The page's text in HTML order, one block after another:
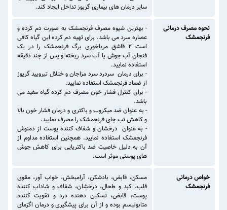
سایر درمان های بیماری گریوز تداخل ایجاد کند.
نحوه مصرف درمانی
فرنجمشک
- بهترین شیوه مصرف فرنجمشک به صورت دم کرده و
عصاره سرد می باشد. برای تهیه دم کرده این گیاه کافی
است 2 قاشق مرباخوری برگ فرنجمشک را در یک
فنجان آب جوش یا آب سرد ریخته و پس از چند دقیقه
استفاده نمایید.
- برای درمان سردرد سرد مزاجان و ختلال تیرویید گریوز
از ضماد فرنجمشک استفاده نمایید.
- برای کنترل فشار خون مصرف دم کرده گیاه مفید می
باشد.
- به عنوان ضد میکروب و باکتری و درمان فشار خون بالا
و کاهش تب چای فرنجمشک را مصرف نمایید.
- به عنوان درخشان و شفاف کننده پوست از دمنوش
فرنجمشک استفاده نمایید. همچنین استفاده مداوم از
آن به دلیل خاصیت ضد باکتریایی برای کاهش جوش
های پوستی موثر است.
خواص درمانی
فرنجمشک
مسکن، قابض، بادشکن، آرامبخش، خواب آور، مقوی
قلب، کبد و طحال، درخشان، شفاف و شاداب کننده
پوست، قابض، تسکین دهنده درد و تقویت کننده
متابولیسم بوده و از آن برای پیشگیری و درمان اگزمای